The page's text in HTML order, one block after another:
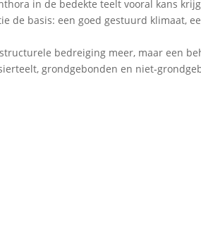
in de bedekte teelt vooral kans
de basis: een goed gestuurd klimaat,
bedreiging meer, maar een
grondgebonden en